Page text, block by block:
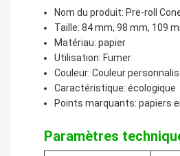
Nom du produit: Pre-roll
Taille: 84 mm, 98 mm, 109
Matériau: papier
Utilisation: Fumer
Couleur: Couleur
Caractéristique: écologique
Points marquants: papiers
Paramètres